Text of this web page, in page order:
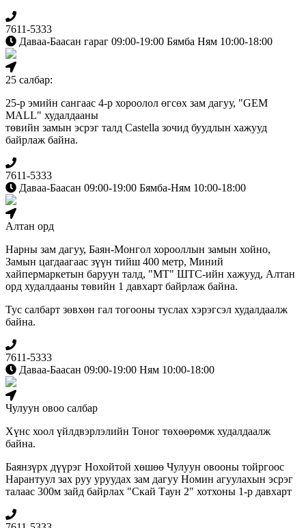
7611-5333
Даваа-Баасан гараг 09:00-19:00 Бямба Ням 10:00-18:00
25 салбар:
25-р эмийн сангаас 4-р хороолол өгсөх зам дагуу, "GEM
MALL" худалдааны
төвийн замын эсрэг талд Сastella зочид буудлын хажууд
байрлаж байна.
7611-5333
Даваа-Баасан 09:00-19:00 Бямба-Ням 10:00-18:00
Алтан орд
Нарны зам дагуу, Баян-Монгол хорооллын замын хойно,
Замын цагдаагаас зүүн тийш 400 метр, Миний
хайпермаркетын баруун талд, "МТ" ШТС-ийн хажууд, Алтан
орд худалдааны төвийн 1 давхарт байрлаж байна.
Тус салбарт зөвхөн гал тогооны туслах хэрэгсэл худалдаалж
байна.
7611-5333
Даваа-Баасан 09:00-19:00 Ням 10:00-18:00
Чулуун овоо салбар
Хүнс хоол үйлдвэрлэлийн Тоног төхөөрөмж худалдаалж
байна.
Баянзүрх дүүрэг Нохойтой хөшөө Чулуун овооны тойргоос
Нарантуул зах руу уруудах зам дагуу Номин агуулахын эсрэг
талаас 300м зайд байрлах "Скай Таун 2" хотхоны 1-р давхарт